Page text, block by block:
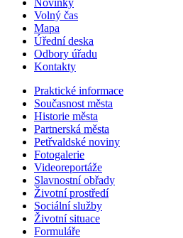
Novinky
Volný čas
Mapa
Úřední deska
Odbory úřadu
Kontakty
Praktické informace
Současnost města
Historie města
Partnerská města
Petřvaldské noviny
Fotogalerie
Videoreportáže
Slavnostní obřady
Životní prostředí
Sociální služby
Životní situace
Formuláře